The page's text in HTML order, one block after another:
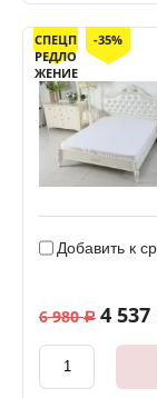
СПЕЦП
РЕДЛО
ЖЕНИЕ
-35%
Добавить к
6 980 a 4 537